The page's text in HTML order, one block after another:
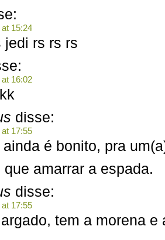
15:24
jedi rs rs rs
16:02
disse:
17:55
ainda é bonito, pra
que amarrar a espada.
disse:
17:55
tem a morena e